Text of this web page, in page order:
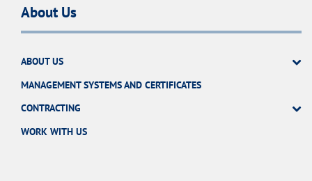
About Us
ABOUT US
MANAGEMENT SYSTEMS AND CERTIFICATES
CONTRACTING
WORK WITH US